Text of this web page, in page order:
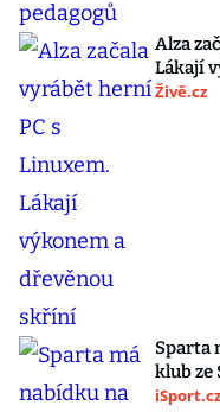
Alza
Lákají
Živě.cz
Sparta
klub ze
iSport.cz